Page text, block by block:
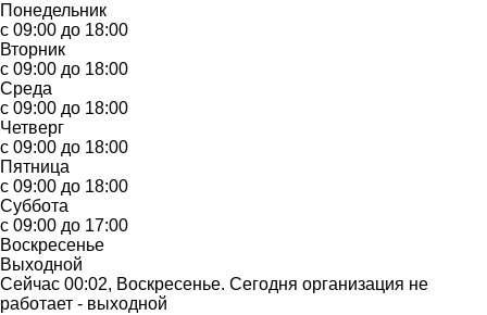
Понедельник
с 09:00 до 18:00
Вторник
с 09:00 до 18:00
Среда
с 09:00 до 18:00
Четверг
с 09:00 до 18:00
Пятница
с 09:00 до 18:00
Суббота
с 09:00 до 17:00
Воскресенье
Выходной
Сейчас 00:02, Воскресенье. Сегодня организация не
работает - выходной